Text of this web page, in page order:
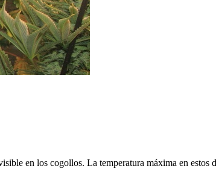
en los cogollos. La temperatura máxima en estos